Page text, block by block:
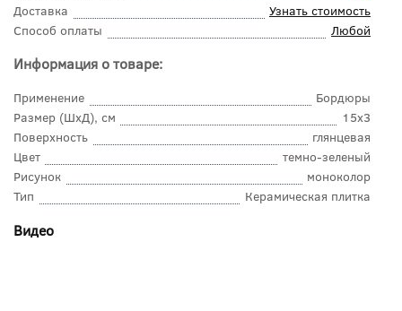
Доставка
Узнать стоимость
Способ оплаты
Любой
Информация о товаре:
Применение
Бордюры
Размер (ШхД), см
15x3
Поверхность
глянцевая
Цвет
темно-зеленый
Рисунок
моноколор
Тип
Керамическая плитка
Видео